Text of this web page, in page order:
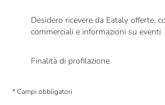
Desidero ricevere da Eataly offerte,
commerciali e informazioni su eventi
Finalità di profilazione
comunicazioni commerciali personalizzate, in
* Campi obbligatori